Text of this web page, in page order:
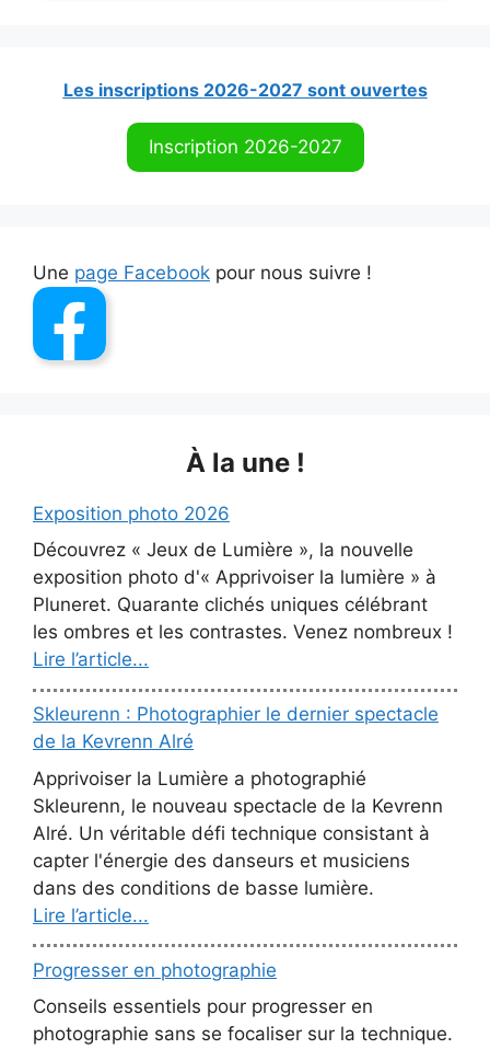
Les inscriptions 2026-2027 sont ouvertes
Inscription 2026-2027
Une page Facebook pour nous suivre !
À la une !
Exposition photo 2026
Découvrez « Jeux de Lumière », la nouvelle
exposition photo d'« Apprivoiser la lumière » à
Pluneret. Quarante clichés uniques célébrant
les ombres et les contrastes. Venez nombreux !
Lire l’article...
Skleurenn : Photographier le dernier spectacle
de la Kevrenn Alré
Apprivoiser la Lumière a photographié
Skleurenn, le nouveau spectacle de la Kevrenn
Alré. Un véritable défi technique consistant à
capter l'énergie des danseurs et musiciens
dans des conditions de basse lumière.
Lire l’article...
Progresser en photographie
Conseils essentiels pour progresser en
photographie sans se focaliser sur la technique.